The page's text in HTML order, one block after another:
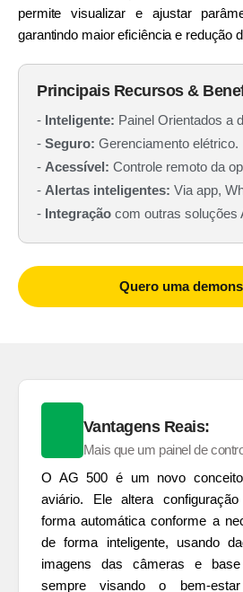
permite visualizar e ajustar
garantindo maior eficiência e redução
Principais Recursos &
- Inteligente: Painel Orientados a
- Seguro: Gerenciamento elétrico.
- Acessível: Controle remoto da
- Alertas inteligentes: Via app,
- Integração com outras soluções
Quero uma
Vantagens Reais:
Mais que um painel de
O AG 500 é um novo
aviário. Ele altera
forma automática conforme a
de forma inteligente, usando
imagens das câmeras e base
sempre visando o bem-